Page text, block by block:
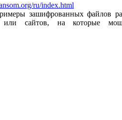
ru/index.html
зашифрованных файлов
сайтов, на которые